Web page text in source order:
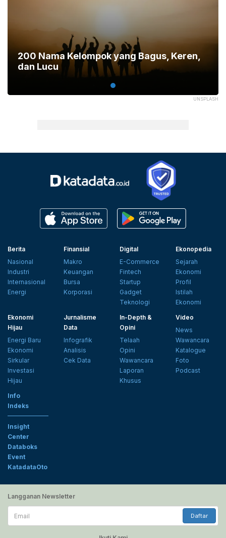
UNSPLASH
200 Nama Kelompok yang Bagus, Keren,
dan Lucu
Berita
Nasional
Industri
Internasional
Energi
Finansial
Makro
Keuangan
Bursa
Korporasi
Digital
E-Commerce
Fintech
Startup
Gadget
Teknologi
Ekonopedia
Sejarah
Ekonomi
Profil
Istilah
Ekonomi
Ekonomi
Hijau
Energi Baru
Ekonomi
Sirkular
Investasi
Hijau
Jurnalisme
Data
Infografik
Analisis
Cek Data
In-Depth &
Opini
Telaah
Opini
Wawancara
Laporan
Khusus
Video
News
Wawancara
Katalogue
Foto
Podcast
Info
Indeks
Insight
Center
Databoks
Event
KatadataOto
Langganan Newsletter
Email
Daftar